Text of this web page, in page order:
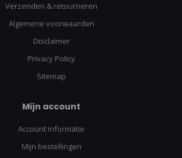
Verzenden & retourneren
Algemene voorwaarden
Disclaimer
Privacy Policy
Sitemap
Mijn account
Account informatie
Mijn bestellingen